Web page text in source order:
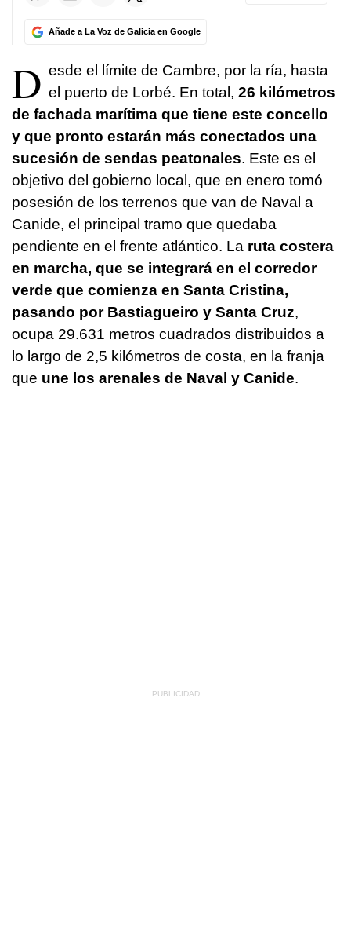
Añade a La Voz de Galicia en Google
D esde el límite de Cambre, por la ría, hasta
el puerto de Lorbé. En total, 26 kilómetros
de fachada marítima que tiene este concello
y que pronto estarán más conectados una
sucesión de sendas peatonales. Este es el
objetivo del gobierno local, que en enero tomó
posesión de los terrenos que van de Naval a
Canide, el principal tramo que quedaba
pendiente en el frente atlántico. La ruta costera
en marcha, que se integrará en el corredor
verde que comienza en Santa Cristina,
pasando por Bastiagueiro y Santa Cruz,
ocupa 29.631 metros cuadrados distribuidos a
lo largo de 2,5 kilómetros de costa, en la franja
que une los arenales de Naval y Canide.